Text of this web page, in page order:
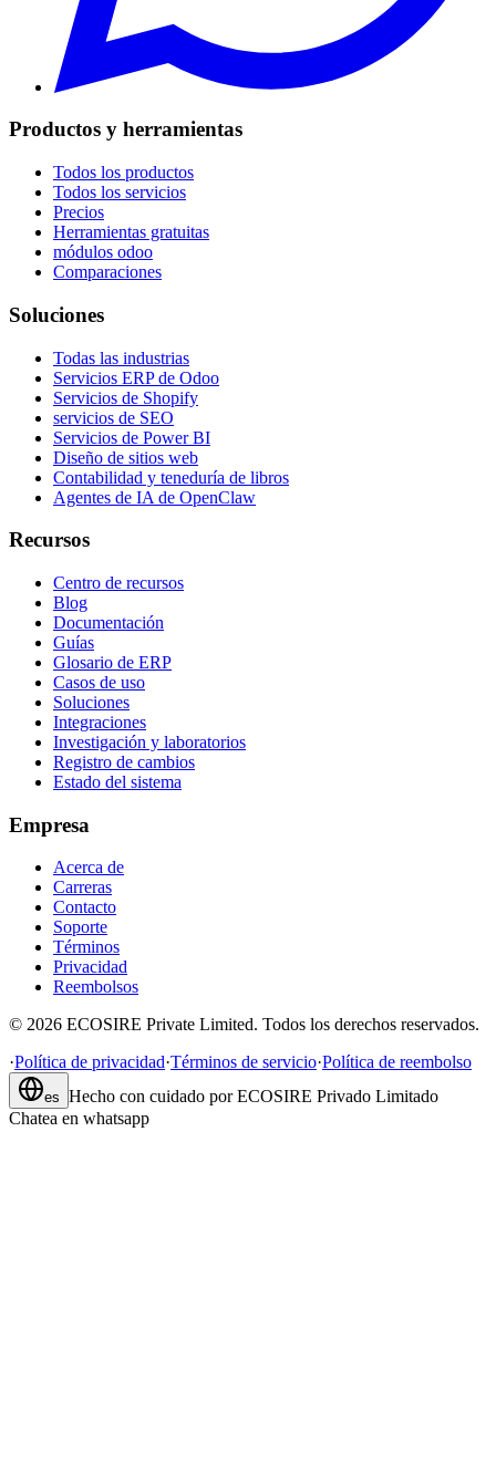
Productos y herramientas
Todos los productos
Todos los servicios
Precios
Herramientas gratuitas
módulos odoo
Comparaciones
Soluciones
Todas las industrias
Servicios ERP de Odoo
Servicios de Shopify
servicios de SEO
Servicios de Power BI
Diseño de sitios web
Contabilidad y teneduría de libros
Agentes de IA de OpenClaw
Recursos
Centro de recursos
Blog
Documentación
Guías
Glosario de ERP
Casos de uso
Soluciones
Integraciones
Investigación y laboratorios
Registro de cambios
Estado del sistema
Empresa
Acerca de
Carreras
Contacto
Soporte
Términos
Privacidad
Reembolsos
© 2026 ECOSIRE Private Limited. Todos los derechos reservados.
·Política de privacidad·Términos de servicio·Política de reembolso
es Hecho con cuidado por ECOSIRE Privado Limitado
Chatea en whatsapp